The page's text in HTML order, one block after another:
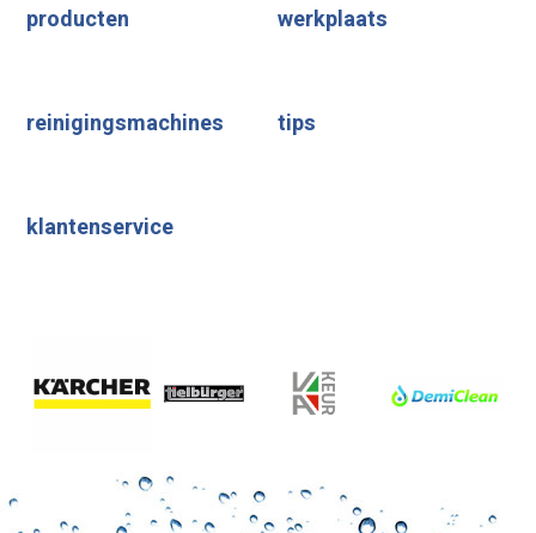
producten werkplaats
reinigingsmachines tips
klantenservice